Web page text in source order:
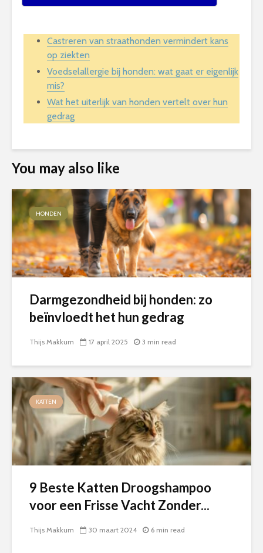
Castreren van straathonden vermindert kans
op ziekten
Voedselallergie bij honden: wat gaat er eigenlijk
mis?
Wat het uiterlijk van honden vertelt over hun
gedrag
You may also like
HONDEN
Darmgezondheid bij honden: zo
beïnvloedt het hun gedrag
Thijs Makkum 17 april 2025 3 min read
KATTEN
9 Beste Katten Droogshampoo
voor een Frisse Vacht Zonder...
Thijs Makkum 30 maart 2024 6 min read